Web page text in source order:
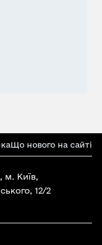
Що нового на сайті
м. Київ,
12/2